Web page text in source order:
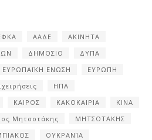
ΑΑΔΕ
ΑΚΙΝΗΤΑ
ΔΗΜΟΣΙΟ
ΔΥΠΑ
ΕΥΡΩΠΑΪΚΗ ΕΝΩΣΗ
ΕΥΡΩΠΗ
ΗΠΑ
ΚΑΙΡΟΣ ΚΑΚΟΚΑΙΡΙΑ
ΚΙΝΑ
Μητσοτάκης
ΜΗΤΣΟΤΑΚΗΣ
ΟΥΚΡΑΝΊΑ